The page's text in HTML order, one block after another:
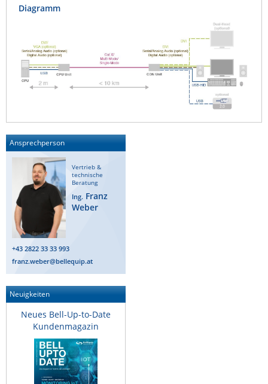
Yuasa
News zu unseren Herstellern
Diagramm
Ansprechperson
Vertrieb &
technische
Beratung
Ing. Franz
Weber
+43 2822 33 33 993
franz.weber@bellequip.at
Neuigkeiten
Neues Bell-Up-to-Date
Kundenmagazin